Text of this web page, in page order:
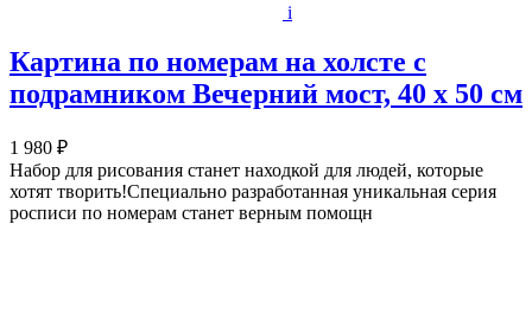
i
Картина по номерам на холсте с
подрамником Вечерний мост, 40 х 50 см
1 980 ₽
Набор для рисования станет находкой для людей, которые
хотят творить!Специально разработанная уникальная серия
росписи по номерам станет верным помощн